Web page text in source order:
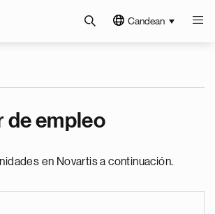
Candean
de empleo
en Novartis a continuación.